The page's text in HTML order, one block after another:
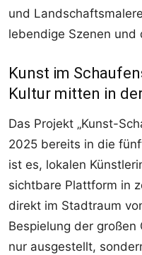
und
lebendige Szenen und
Kunst im
Kultur mitten in
Das Projekt „Kunst-
2025 bereits in die
ist es, lokalen
sichtbare Plattform in
direkt im Stadtraum
Bespielung der
nur ausgestellt,